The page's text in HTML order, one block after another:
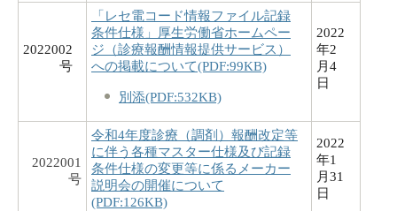
2022002
号
「レセ電コード情報ファイル記録
条件仕様」厚生労働省ホームペー
ジ（診療報酬情報提供サービス）
への掲載について(PDF:99KB)
別添(PDF:532KB)
2022
年2
月4
日
2022001
号
令和4年度診療（調剤）報酬改定等
に伴う各種マスター仕様及び記録
条件仕様の変更等に係るメーカー
説明会の開催について
(PDF:126KB)
2022
年1
月31
日